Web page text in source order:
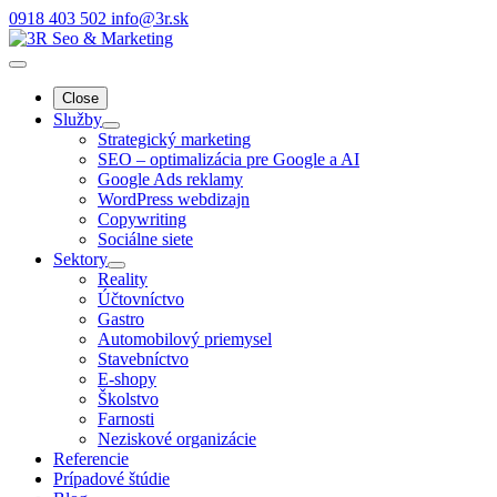
0918 403 502 info@3r.sk
Close
Služby
Strategický marketing
SEO – optimalizácia pre Google a AI
Google Ads reklamy
WordPress webdizajn
Copywriting
Sociálne siete
Sektory
Reality
Účtovníctvo
Gastro
Automobilový priemysel
Stavebníctvo
E-shopy
Školstvo
Farnosti
Neziskové organizácie
Referencie
Prípadové štúdie